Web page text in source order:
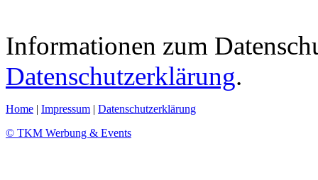
Informationen zum
Datenschutzerklärung.
Home | Impressum | Datenschutzerklärung
© TKM Werbung & Events